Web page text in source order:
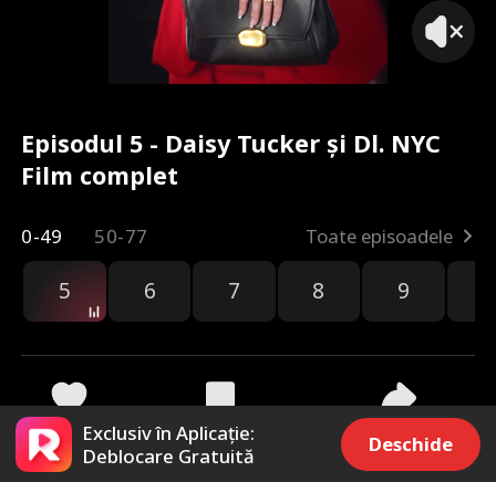
Episodul 5 - Daisy Tucker și Dl. NYC
Film complet
0-49 50-77 Toate episoadele
5 6 7 8 9
2.2k 6.1k Distribuie
Exclusiv în Aplicație:
Deblocare Gratuită
Deschide